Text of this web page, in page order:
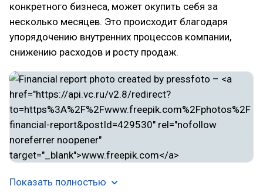
конкретного бизнеса, может окупить себя за
несколько месяцев. Это происходит благодаря
упорядочению внутренних процессов компании,
снижению расходов и росту продаж.
Показать полностью